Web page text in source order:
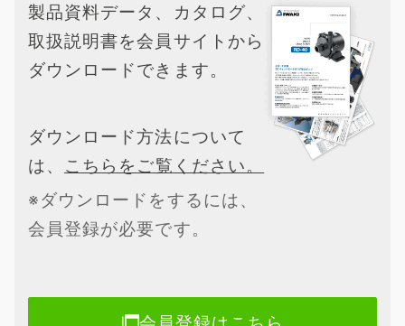
製品資料データ、カタログ、
取扱説明書を会員サイトから
ダウンロードできます。
ダウンロード方法について
は、 こちらをご覧ください。
※ダウンロードをするには、
会員登録が必要です。